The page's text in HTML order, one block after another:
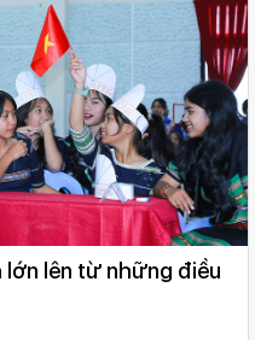
lớn lên từ những điều